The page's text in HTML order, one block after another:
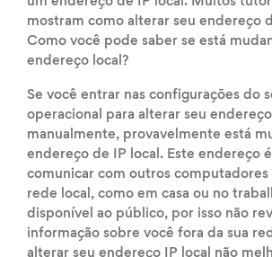
mostram como alterar seu endereço
Como você pode saber se está
endereço local?
Se você entrar nas configurações do
operacional para alterar seu
manualmente, provavelmente está
endereço de IP local. Este endereço
comunicar com outros computadores
rede local, como em casa ou no
disponível ao público, por isso não
informação sobre você fora da sua
alterar seu endereço IP local não